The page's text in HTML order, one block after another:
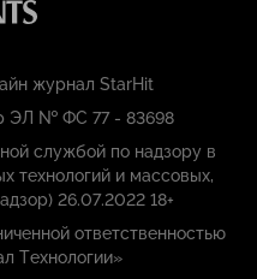
журнал StarHit
ЭЛ № ФС 77 - 83698
службой по надзору в
технологий и массовых,
26.07.2022 18+
ответственностью
Технологии»